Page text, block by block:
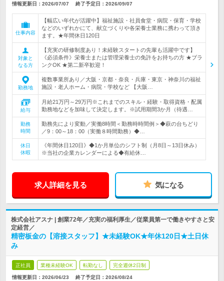
情報更新日：2026/07/07 終了予定日： 2026/09/07
仕事内容
【幅広い年代が活躍中】福祉施設・社員食堂・病院・保育・学校
などのいずれかにて、献立づくりや各栄養士業務に携わって頂き
ます。★年間休日120日
対象と
なる方
【充実の研修制度あり！未経験スタートの先輩も活躍中です】
《必須条件》栄養士または管理栄養士の免許をお持ちの方 ★ブラ
ンクOK ★第二新卒歓迎！
勤務地
複数事業所あり／大阪・京都・奈良・兵庫・東京・神奈川の福祉
施設・老人ホーム・病院・学校など 【大阪…
給与
月給21万円～29万円※これまでのスキル・経験・取得資格・配属
勤務地などを加味して決定します。※試用期間3か月（待遇…
勤務
時間
勤務先により変動／実働8時間＜勤務時時間例＞◆萩の台ちどり
／9：00～18：00（実働８時間勤務）◆…
休日
休暇
《年間休日120日》◆1か月単位のシフト制（月8日～13日休み）
※当社の企業カレンダーによる◆有給休…
求人詳細を見る 気になる
株式会社アスナ | 創業72年／充実の福利厚生／従業員第一で働きやすさと安
定経営／
精密板金の【溶接スタッフ】★未経験OK★年休120日★土日休
み
正社員 業種未経験OK 転勤なし 完全週休2日制
情報更新日：2026/06/23 終了予定日： 2026/08/24